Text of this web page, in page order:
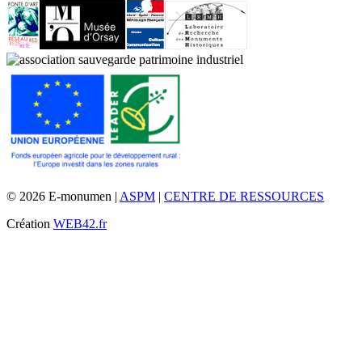
© 2026 E-monumen | ASPM | CENTRE DE RESSOURCES
Création WEB42.fr